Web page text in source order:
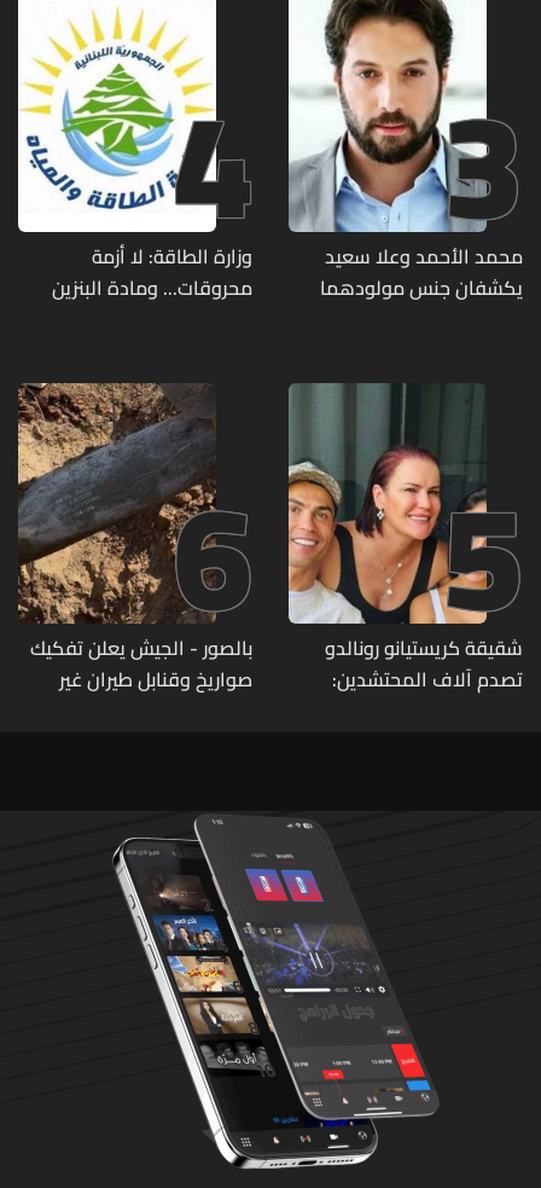
3
محمد الأحمد وعلا سعيد
يكشفان جنس مولودهما
4
وزارة الطاقة: لا أزمة
محروقات... ومادة البنزين
5
شقيقة كريستيانو رونالدو
تصدم آلاف المحتشدين:
6
بالصور - الجيش يعلن تفكيك
صواريخ وقنابل طيران غير